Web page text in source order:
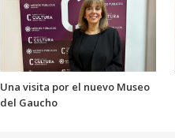
Una visita por el nuevo Museo
del Gaucho